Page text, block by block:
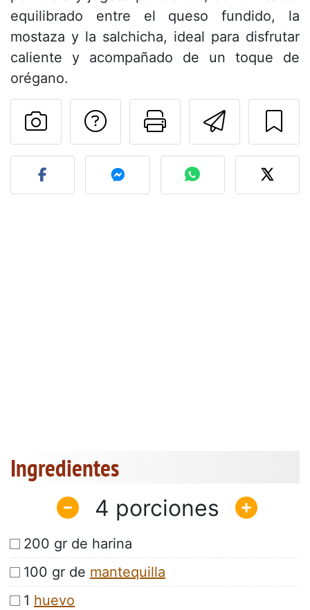
equilibrado entre el queso fundido, la
mostaza y la salchicha, ideal para disfrutar
caliente y acompañado de un toque de
orégano.
Imprimir
Preguntar al autor
Publicar la foto de esta
Ingredientes
4
200 gr de harina
100 gr de mantequilla
1 huevo